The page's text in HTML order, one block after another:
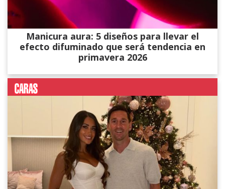
Manicura aura: 5 diseños para llevar el
efecto difuminado que será tendencia en
primavera 2026